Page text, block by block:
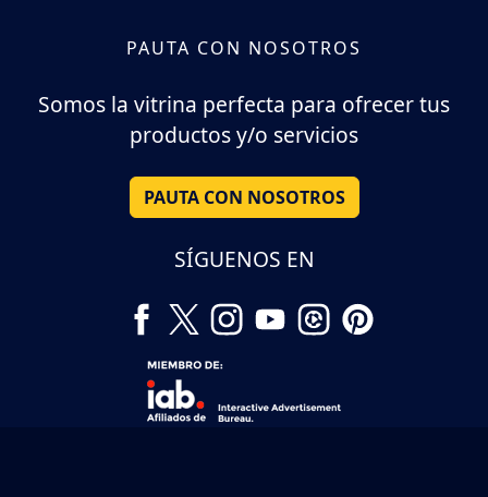
PAUTA CON NOSOTROS
Somos la vitrina perfecta para ofrecer tus
productos y/o servicios
PAUTA CON NOSOTROS
SÍGUENOS EN